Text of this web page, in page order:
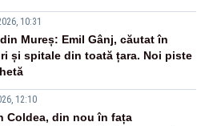
10:31
Mureș: Emil Gânj, căutat în
și spitale din toată țara. Noi piste
12:10
Coldea, din nou în fața